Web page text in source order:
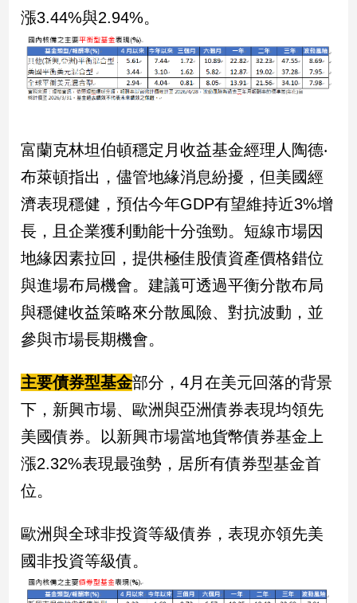
子/
情
藝
術
創
／
電
影
推
薦
科
技/
遊
戲
運
動
物
影
音
專
合
作
漲3.44%與2.94%。
富蘭克林坦伯頓穩定月收益基金經理人陶德‧
布萊頓指出，儘管地緣消息紛擾，但美國經
濟表現穩健，預估今年GDP有望維持近3%增
長，且企業獲利動能十分強勁。短線市場因
地緣因素拉回，提供極佳股債資產價格錯位
與進場布局機會。建議可透過平衡分散布局
與穩健收益策略來分散風險、對抗波動，並
參與市場長期機會。
主要債券型基金部分，4月在美元回落的背景
下，新興市場、歐洲與亞洲債券表現均領先
美國債券。以新興市場當地貨幣債券基金上
漲2.32%表現最強勢，居所有債券型基金首
位。
歐洲與全球非投資等級債券，表現亦領先美
國非投資等級債。